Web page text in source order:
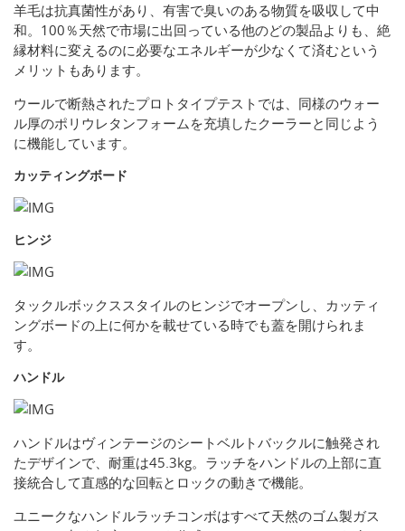
羊毛は抗真菌性があり、有害で臭いのある物質を吸収して中
和。100％天然で市場に出回っている他のどの製品よりも、絶
縁材料に変えるのに必要なエネルギーが少なくて済むという
メリットもあります。
ウールで断熱されたプロトタイプテストでは、同様のウォー
ル厚のポリウレタンフォームを充填したクーラーと同じよう
に機能しています。
カッティングボード
ヒンジ
タックルボックススタイルのヒンジでオープンし、カッティ
ングボードの上に何かを載せている時でも蓋を開けられま
す。
ハンドル
ハンドルはヴィンテージのシートベルトバックルに触発され
たデザインで、耐重は45.3kg。ラッチをハンドルの上部に直
接統合して直感的な回転とロックの動きで機能。
ユニークなハンドルラッチコンボはすべて天然のゴム製ガス